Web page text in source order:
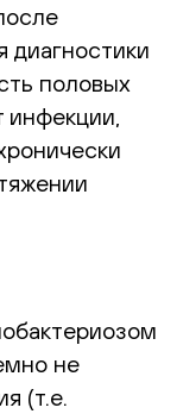
диагностики
половых
не
(т.е.